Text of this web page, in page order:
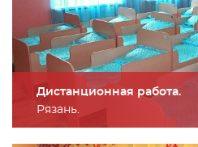
Дистанционная работа.
Рязань.